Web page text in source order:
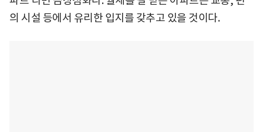
의 시설 등에서 유리한 입지를 갖추고 있을 것이다.